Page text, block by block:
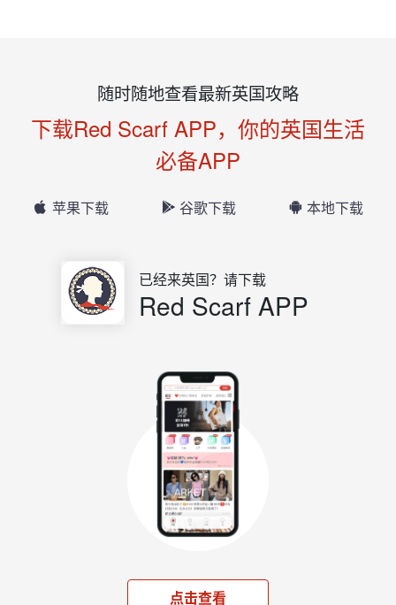
随时随地查看最新英国攻略
下载Red Scarf APP，你的英国生活
必备APP
苹果下载 谷歌下载 本地下载
已经来英国？请下载
Red Scarf APP
点击查看